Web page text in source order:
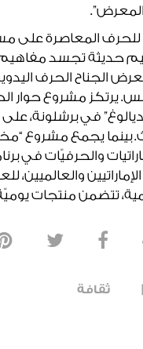
حديثة تجسد
الجناح الحرف
يرتكز مشروع
في برشلونة، على
بينما يجمع مشروع
والحرفيّات في
والعالميين،
تتضمن منتجات
ثقافة